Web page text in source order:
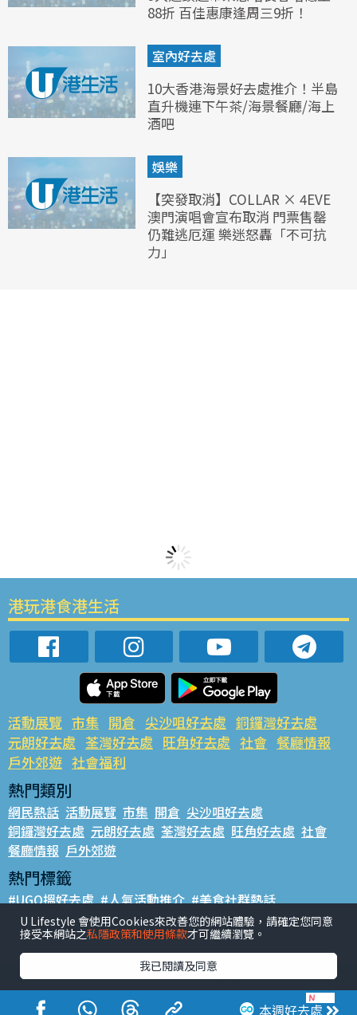
88折 百佳惠康逢周三9折！
室內好去處
10大香港海景好去處推介！半島
直升機連下午茶/海景餐廳/海上
酒吧
娛樂
【突發取消】COLLAR × 4EVE
澳門演唱會宣布取消 門票售罄
仍難逃厄運 樂迷怒轟「不可抗
力」
本週好去處
港玩港食港生活
活動展覽 市集 開倉 尖沙咀好去處 銅鑼灣好去處
元朗好去處 荃灣好去處 旺角好去處 社會 餐廳情報
戶外郊遊 社會福利
熱門類別
網民熱話 活動展覽 市集 開倉 尖沙咀好去處
銅鑼灣好去處 元朗好去處 荃灣好去處 旺角好去處 社會
餐廳情報 戶外郊遊
熱門標籤
#UGO搵好去處 #人氣活動推介 #美食社群熱話
#親子玩樂好去處 #ULifestyle應用程式 #限時搶
#UJetso禮物放送 #ULifestyle商戶中心 #著數
香港經濟日報版權所有©2026
U Lifestyle 會使用Cookies來改善您的網站體驗，請確定您同意
接受本網站之私隱政策和使用條款才可繼續瀏覽。
我已閱讀及同意